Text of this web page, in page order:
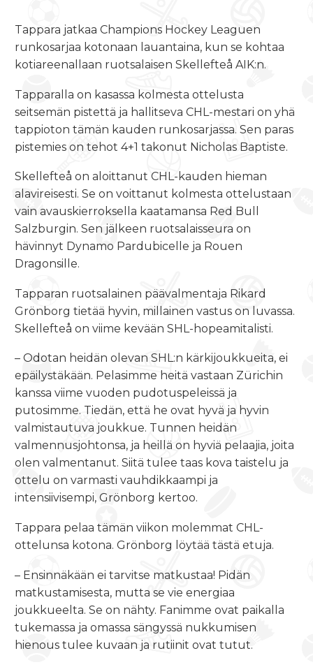
Tappara jatkaa Champions Hockey Leaguen
runkosarjaa kotonaan lauantaina, kun se kohtaa
kotiareenallaan ruotsalaisen Skellefteå AIK:n.
Tapparalla on kasassa kolmesta ottelusta
seitsemän pistettä ja hallitseva CHL-mestari on yhä
tappioton tämän kauden runkosarjassa. Sen paras
pistemies on tehot 4+1 takonut Nicholas Baptiste.
Skellefteå on aloittanut CHL-kauden hieman
alavireisesti. Se on voittanut kolmesta ottelustaan
vain avauskierroksella kaatamansa Red Bull
Salzburgin. Sen jälkeen ruotsalaisseura on
hävinnyt Dynamo Pardubicelle ja Rouen
Dragonsille.
Tapparan ruotsalainen päävalmentaja Rikard
Grönborg tietää hyvin, millainen vastus on luvassa.
Skellefteå on viime kevään SHL-hopeamitalisti.
– Odotan heidän olevan SHL:n kärkijoukkueita, ei
epäilystäkään. Pelasimme heitä vastaan Zürichin
kanssa viime vuoden pudotuspeleissä ja
putosimme. Tiedän, että he ovat hyvä ja hyvin
valmistautuva joukkue. Tunnen heidän
valmennusjohtonsa, ja heillä on hyviä pelaajia, joita
olen valmentanut. Siitä tulee taas kova taistelu ja
ottelu on varmasti vauhdikkaampi ja
intensiivisempi, Grönborg kertoo.
Tappara pelaa tämän viikon molemmat CHL-
ottelunsa kotona. Grönborg löytää tästä etuja.
– Ensinnäkään ei tarvitse matkustaa! Pidän
matkustamisesta, mutta se vie energiaa
joukkueelta. Se on nähty. Fanimme ovat paikalla
tukemassa ja omassa sängyssä nukkumisen
hienous tulee kuvaan ja rutiinit ovat tutut.